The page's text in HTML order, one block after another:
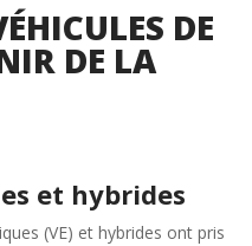
DE
DE LA
et hybrides
(VE) et hybrides ont pris